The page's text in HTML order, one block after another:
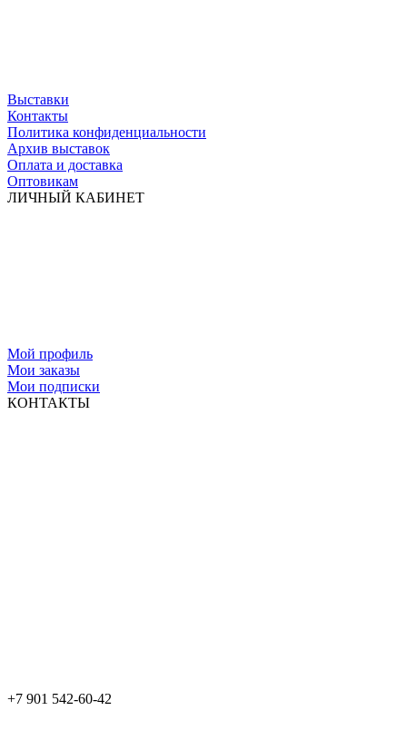
Выставки
Контакты
Политика конфиденциальности
Архив выставок
Оплата и доставка
Оптовикам
ЛИЧНЫЙ КАБИНЕТ
Мой профиль
Мои заказы
Мои подписки
КОНТАКТЫ
+7 901 542-60-42